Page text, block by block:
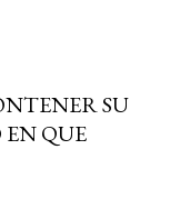
SU
QUE